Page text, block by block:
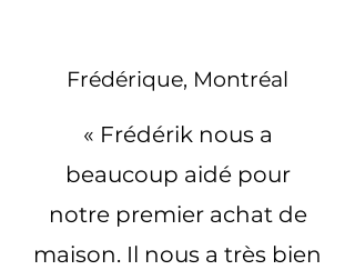
Frédérique, Montréal
« Frédérik nous a
beaucoup aidé pour
notre premier achat de
maison. Il nous a très bien